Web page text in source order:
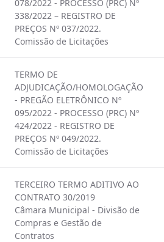
078/2022 - PROCESSO (PRC) Nº
338/2022 – REGISTRO DE
PREÇOS Nº 037/2022.
Comissão de Licitações
TERMO DE
ADJUDICAÇÃO/HOMOLOGAÇÃO
- PREGÃO ELETRÔNICO Nº
095/2022 - PROCESSO (PRC) Nº
424/2022 - REGISTRO DE
PREÇOS Nº 049/2022.
Comissão de Licitações
TERCEIRO TERMO ADITIVO AO
CONTRATO 30/2019
Câmara Municipal - Divisão de
Compras e Gestão de
Contratos